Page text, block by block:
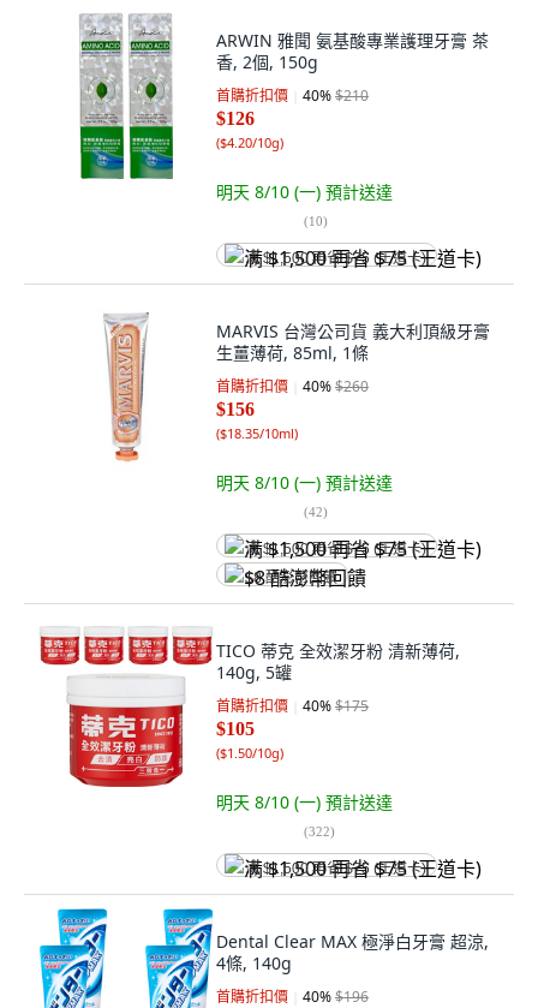
ARWIN 雅聞 氨基酸專業護理牙膏 茶
香, 2個, 150g
首購折扣價 40%$210
$126
($4.20/10g)
明天 8/10 (一) 預計送達
(10)
满 $1,500 再省 $75 (王道卡)
MARVIS 台灣公司貨 義大利頂級牙膏
生薑薄荷, 85ml, 1條
首購折扣價 40%$260
$156
($18.35/10ml)
明天 8/10 (一) 預計送達
(42)
满 $1,500 再省 $75 (王道卡)
$8 酷澎幣回饋
TICO 蒂克 全效潔牙粉 清新薄荷,
140g, 5罐
首購折扣價 40%$175
$105
($1.50/10g)
明天 8/10 (一) 預計送達
(322)
满 $1,500 再省 $75 (王道卡)
Dental Clear MAX 極淨白牙膏 超涼,
4條, 140g
首購折扣價 40%$196